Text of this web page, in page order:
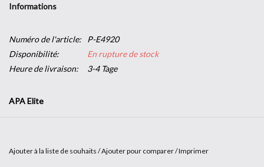
Informations
Numéro de l'article:
P-E4920
Disponibilité:
En rupture de stock
Heure de livraison:
3-4 Tage
APA Elite
Convient pour la décoration de vitrines, enseignes, véhicules,
Ajouter à la liste de souhaits /Ajouter pour comparer/Imprimer